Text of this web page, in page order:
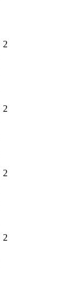
2
2
2
2